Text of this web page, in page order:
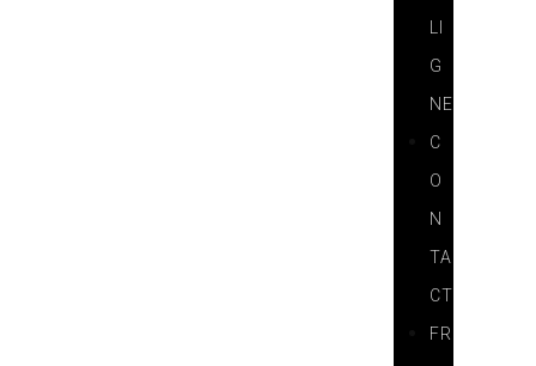
G
NE
C
O
N
TA
CT
FR